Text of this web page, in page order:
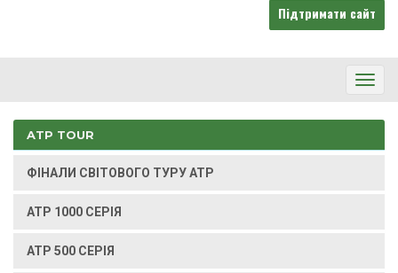
Підтримати сайт
ATP TOUR
ФІНАЛИ СВІТОВОГО ТУРУ ATP
ATP 1000 СЕРІЯ
ATP 500 СЕРІЯ